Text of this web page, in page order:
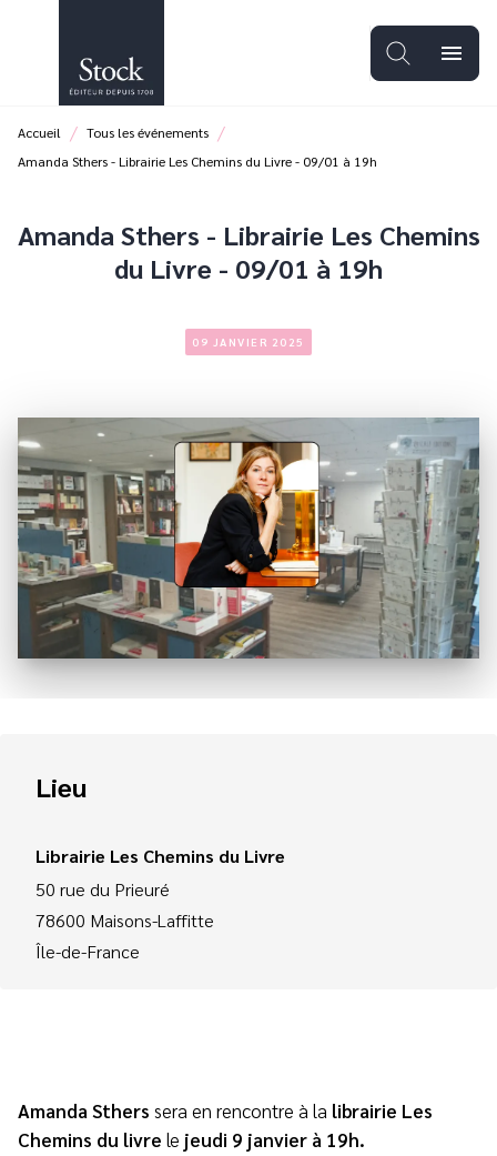
PIED DE PAGE
menu
Accueil / Tous les événements /
Amanda Sthers - Librairie Les Chemins du Livre - 09/01 à 19h
Amanda Sthers - Librairie Les Chemins
du Livre - 09/01 à 19h
09 JANVIER 2025
Lieu
Librairie Les Chemins du Livre
50 rue du Prieuré
78600 Maisons-Laffitte
Île-de-France
Amanda Sthers sera en rencontre à la librairie Les
Chemins du livre le jeudi 9 janvier à 19h.